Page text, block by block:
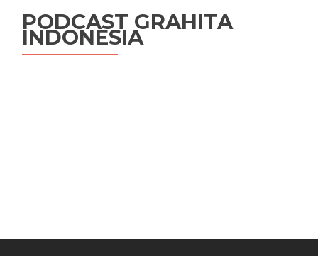
PODCAST GRAHITA
INDONESIA